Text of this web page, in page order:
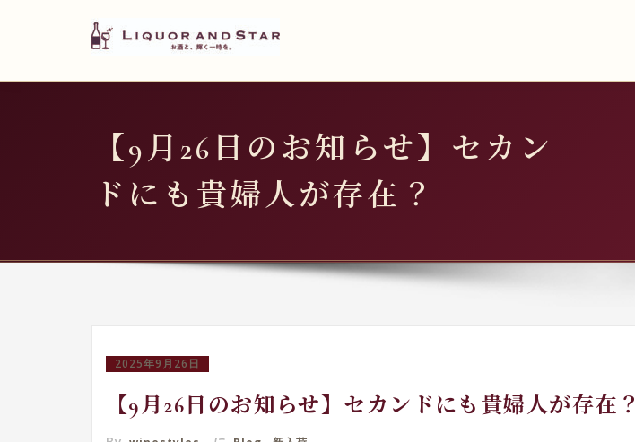
LIQUOR AND STAR
世界のリカーショップ
【9月26日のお知らせ】セカン
ドにも貴婦人が存在？
2025年9月26日
【9月26日のお知らせ】セカンドにも貴婦人が存在？